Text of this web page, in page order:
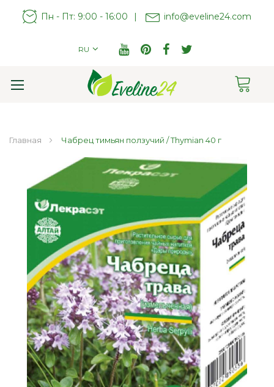
Пн - Пт: 9:00 - 16:00 | info@eveline24.com
RU
Главная Чабрец тимьян ползучий / Thymian 40 г
перейти
галереям
изображений